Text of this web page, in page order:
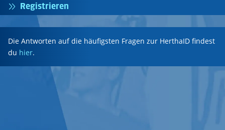
Registrieren
Die Antworten auf die häufigsten Fragen zur HerthaID findest
du hier.